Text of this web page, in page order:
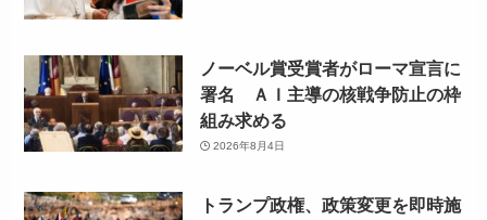
ノーベル賞受賞者がローマ宣言に
署名 ＡＩ主導の核戦争防止の枠
組み求める
2026年8月4日
トランプ政権、政策変更を即時施